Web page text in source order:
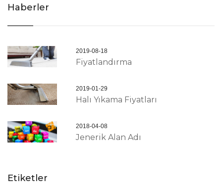
Haberler
2019-08-18
Fiyatlandırma
2019-01-29
Halı Yıkama Fiyatları
2018-04-08
Jenerik Alan Adı
Etiketler